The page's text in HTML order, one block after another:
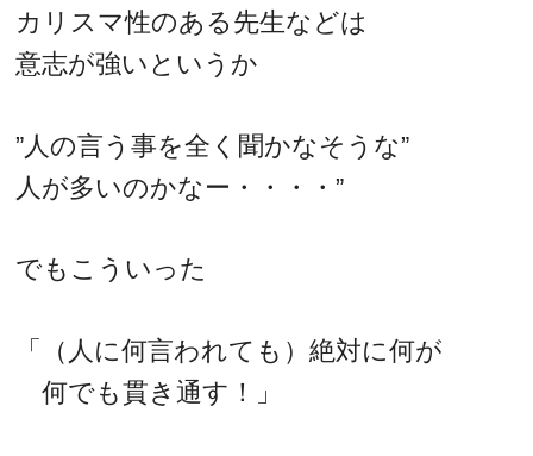
カリスマ性のある先生などは
意志が強いというか
”人の言う事を全く聞かなそうな”
人が多いのかなー・・・・”
でもこういった
「（人に何言われても）絶対に何が
何でも貫き通す！」